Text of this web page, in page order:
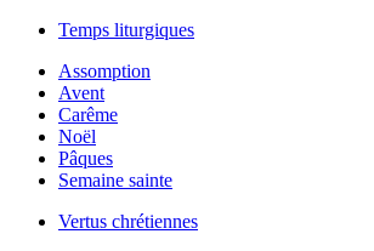
Temps liturgiques
Assomption
Avent
Carême
Noël
Pâques
Semaine sainte
Vertus chrétiennes